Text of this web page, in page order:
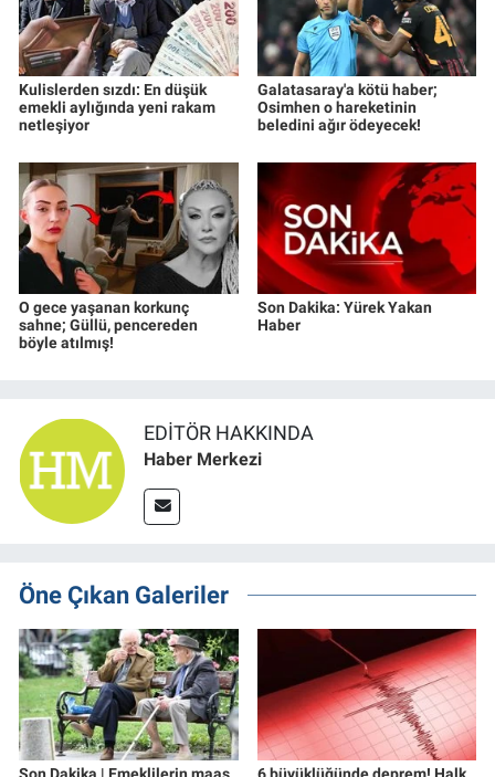
Kulislerden sızdı: En düşük
emekli aylığında yeni rakam
netleşiyor
Galatasaray'a kötü haber;
Osimhen o hareketinin
beledini ağır ödeyecek!
O gece yaşanan korkunç
sahne; Güllü, pencereden
böyle atılmış!
Son Dakika: Yürek Yakan
Haber
EDITÖR HAKKINDA
Haber Merkezi
Öne Çıkan Galeriler